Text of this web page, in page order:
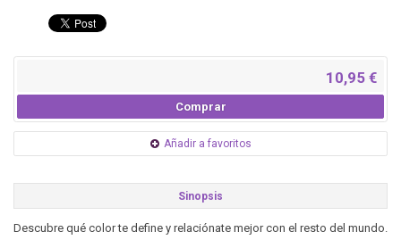
10,95 €
Comprar
Añadir a favoritos
Sinopsis
Descubre qué color te define y relaciónate mejor con el resto del mundo.